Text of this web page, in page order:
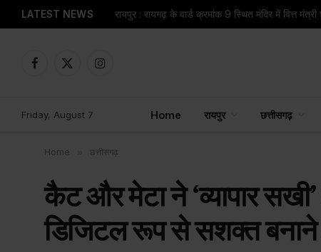
LATEST NEWS
Facebook
X
Instagram
Friday, August 7 Home रायपुर छत्तीसगढ़
Home छत्तीसगढ़
कैट और मेटा ने ‘व्यापार सखी’
डिजिटल रूप से सशक्त